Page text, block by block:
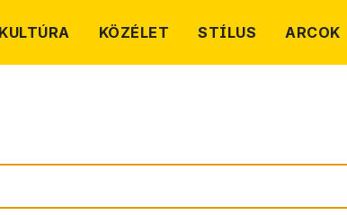
KULTÚRA KÖZÉLET STÍLUS ARCOK